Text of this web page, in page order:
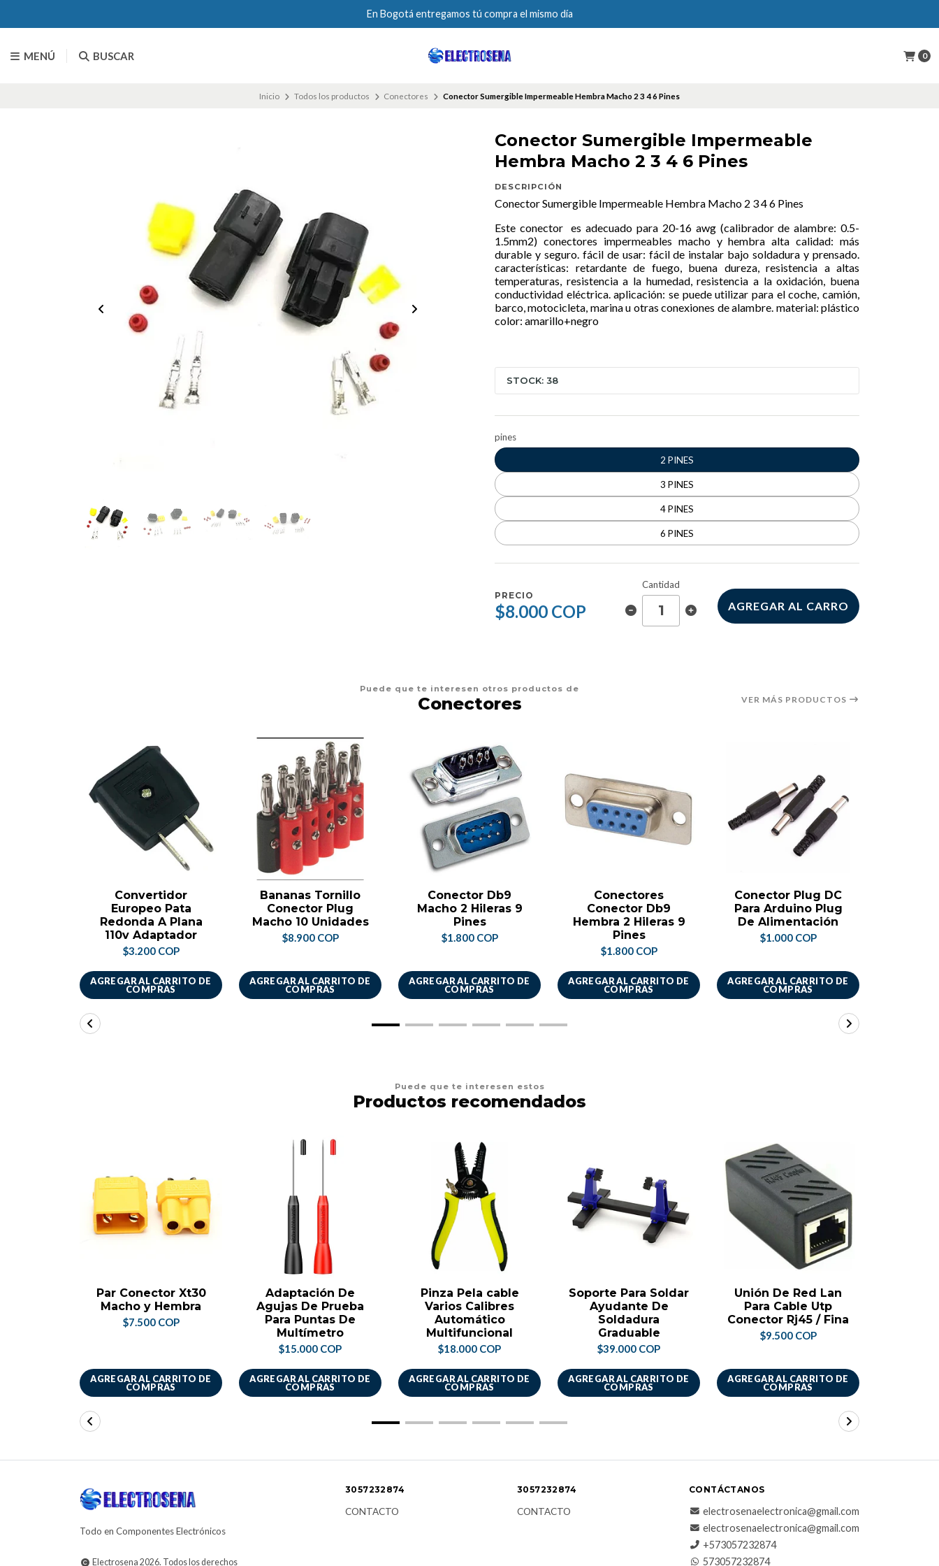
MENÚ BUSCAR 0
En Bogotá entregamos tú compra el mismo día
Inicio Todos los productos Conectores Conector Sumergible Impermeable Hembra Macho 2 3 4 6 Pines
Conector Sumergible Impermeable
Hembra Macho 2 3 4 6 Pines
DESCRIPCIÓN
Conector Sumergible Impermeable Hembra Macho 2 3 4 6 Pines
Este conector es adecuado para 20-16 awg (calibrador de alambre: 0.5-
1.5mm2) conectores impermeables macho y hembra alta calidad: más
durable y seguro. fácil de usar: fácil de instalar bajo soldadura y prensado.
características: retardante de fuego, buena dureza, resistencia a altas
temperaturas, resistencia a la humedad, resistencia a la oxidación, buena
conductividad eléctrica. aplicación: se puede utilizar para el coche, camión,
barco, motocicleta, marina u otras conexiones de alambre. material: plástico
color: amarillo+negro
STOCK: 38
pines
2 PINES
3 PINES
4 PINES
6 PINES
PRECIO
$8.000 COP
Cantidad
AGREGAR AL CARRO
Puede que te interesen otros productos de
Conectores VER MÁS PRODUCTOS
Convertidor
Europeo Pata
Redonda A Plana
110v Adaptador
$3.200 COP
AGREGAR AL CARRITO DE
COMPRAS
Bananas Tornillo
Conector Plug
Macho 10 Unidades
$8.900 COP
AGREGAR AL CARRITO DE
COMPRAS
Conector Db9
Macho 2 Hileras 9
Pines
$1.800 COP
AGREGAR AL CARRITO DE
COMPRAS
Conectores
Conector Db9
Hembra 2 Hileras 9
Pines
$1.800 COP
AGREGAR AL CARRITO DE
COMPRAS
Conector Plug DC
Para Arduino Plug
De Alimentación
$1.000 COP
AGREGAR AL CARRITO DE
COMPRAS
Puede que te interesen estos
Productos recomendados
Par Conector Xt30
Macho y Hembra
$7.500 COP
AGREGAR AL CARRITO DE
COMPRAS
Adaptación De
Agujas De Prueba
Para Puntas De
Multímetro
$15.000 COP
AGREGAR AL CARRITO DE
COMPRAS
Pinza Pela cable
Varios Calibres
Automático
Multifuncional
$18.000 COP
AGREGAR AL CARRITO DE
COMPRAS
Soporte Para Soldar
Ayudante De
Soldadura
Graduable
$39.000 COP
AGREGAR AL CARRITO DE
COMPRAS
Unión De Red Lan
Para Cable Utp
Conector Rj45 / Fina
$9.500 COP
AGREGAR AL CARRITO DE
COMPRAS
Todo en Componentes Electrónicos
Electrosena 2026. Todos los derechos
3057232874
CONTACTO
3057232874
CONTACTO
CONTÁCTANOS
electrosenaelectronica@gmail.com
electrosenaelectronica@gmail.com
+573057232874
573057232874